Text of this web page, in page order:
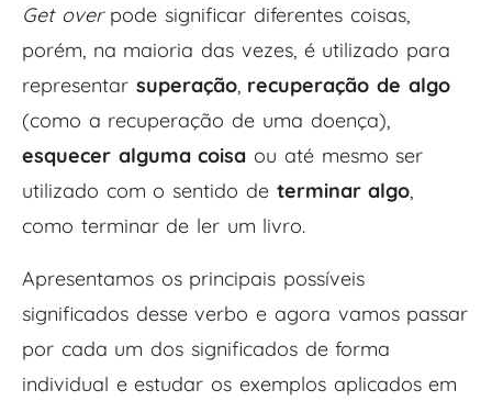
Get overpode significar diferentes coisas,
porém, na maioria das vezes, é utilizado para
representar superação,recuperação de algo
(como a recuperação de uma doença),
esquecer alguma coisa ou até mesmo ser
utilizado com o sentido determinar algo,
como terminar de ler um livro.
Apresentamos os principais possíveis
significados desse verbo e agora vamos passar
por cada um dos significados de forma
individual e estudar os exemplos aplicados em